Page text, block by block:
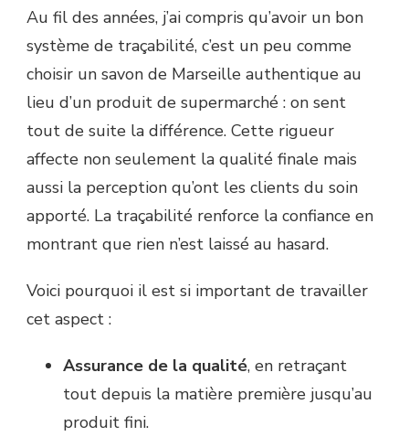
Au fil des années, j’ai compris qu’avoir un bon
système de traçabilité, c’est un peu comme
choisir un savon de Marseille authentique au
lieu d’un produit de supermarché : on sent
tout de suite la différence. Cette rigueur
affecte non seulement la qualité finale mais
aussi la perception qu’ont les clients du soin
apporté. La traçabilité renforce la confiance en
montrant que rien n’est laissé au hasard.
Voici pourquoi il est si important de travailler
cet aspect :
Assurance de la qualité, en retraçant
tout depuis la matière première jusqu’au
produit fini.